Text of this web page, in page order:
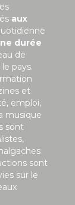
aux
durée
de
pays.
et
emploi,
musique
sont
sont
sur le